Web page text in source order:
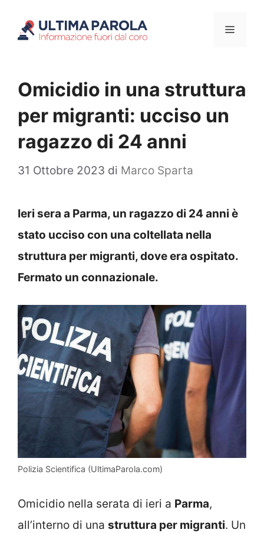
Menu
Omicidio in una struttura
per migranti: ucciso un
ragazzo di 24 anni
31 Ottobre 2023 di Marco Sparta
Ieri sera a Parma, un ragazzo di 24 anni è
stato ucciso con una coltellata nella
struttura per migranti, dove era ospitato.
Fermato un connazionale.
Polizia Scientifica (UltimaParola.com)
Omicidio nella serata di ieri a Parma,
all’interno di una struttura per migranti. Un